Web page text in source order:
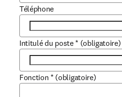
Téléphone
Intitulé du poste * (obligatoire)
Fonction * (obligatoire)